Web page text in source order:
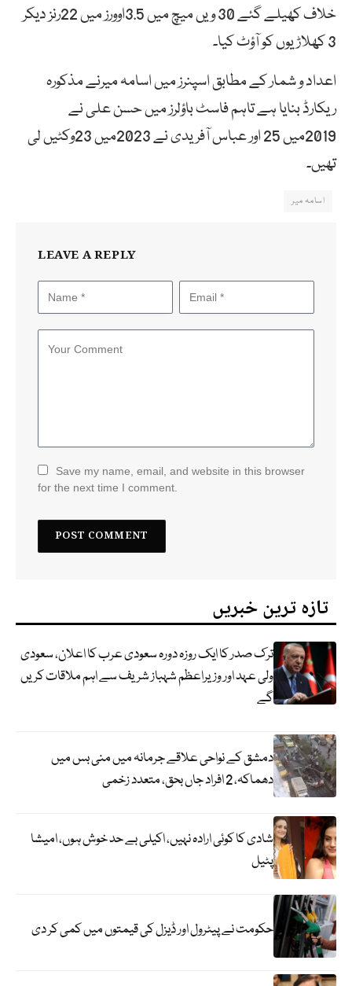
خلاف کھیلے گئے 30 ویں میچ میں 3.5اوورز میں 22رنز دیکر
3 کھلاڑیوں کو آؤٹ کیا۔
اعداد و شمار کے مطابق اسپنرز میں اسامہ میرنے مذکورہ
ریکارڈ بنایا ہے تاہم فاسٹ باؤلرز میں حسن علی نے
2019میں 25 اور عباس آفریدی نے 2023میں 23وکٹیں لی
تھیں۔
اسامہ میر
LEAVE A REPLY
Save my name, email, and website in this browser
for the next time I comment.
تازہ ترین خبریں
ترک صدر کا ایک روزہ دورہ سعودی عرب کا اعلان، سعودی
ولی عہد اور وزیراعظم شہباز شریف سے اہم ملاقات کریں
گے
دمشق کے نواحی علاقے جرمانہ میں منی بس میں
دھماکہ، 2 افراد جاں بحق، متعدد زخمی
شادی کا کوئی ارادہ نہیں، اکیلی بے حد خوش ہوں، امیشا
پٹیل
حکومت نے پیٹرول اور ڈیزل کی قیمتوں میں کمی کر دی